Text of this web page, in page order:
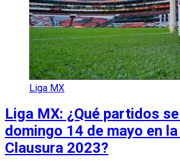
Liga MX
Liga MX: ¿Qué partidos
domingo 14 de mayo en
Clausura 2023?